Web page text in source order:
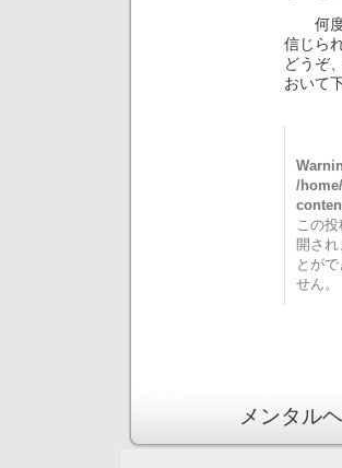
何度
信じら
どうぞ
おい
/
この
開さ
とが
せん。
メンタル